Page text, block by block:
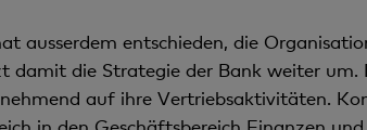
ausserdem entschieden, die
damit die Strategie der Bank weiter
auf ihre Vertriebsaktivitäten.